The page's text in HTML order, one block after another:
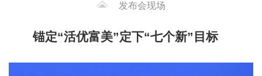
发布会现场
锚定“活优富美”定下“七个新”目标